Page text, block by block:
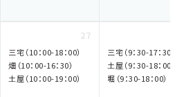
27
三宅（10：00-18：00）
畑（10：00-16：30）
土屋（10：00-19：00）
三宅（9：30-17：30）
土屋（9：30-18：00）
堀（9：30-18：00）